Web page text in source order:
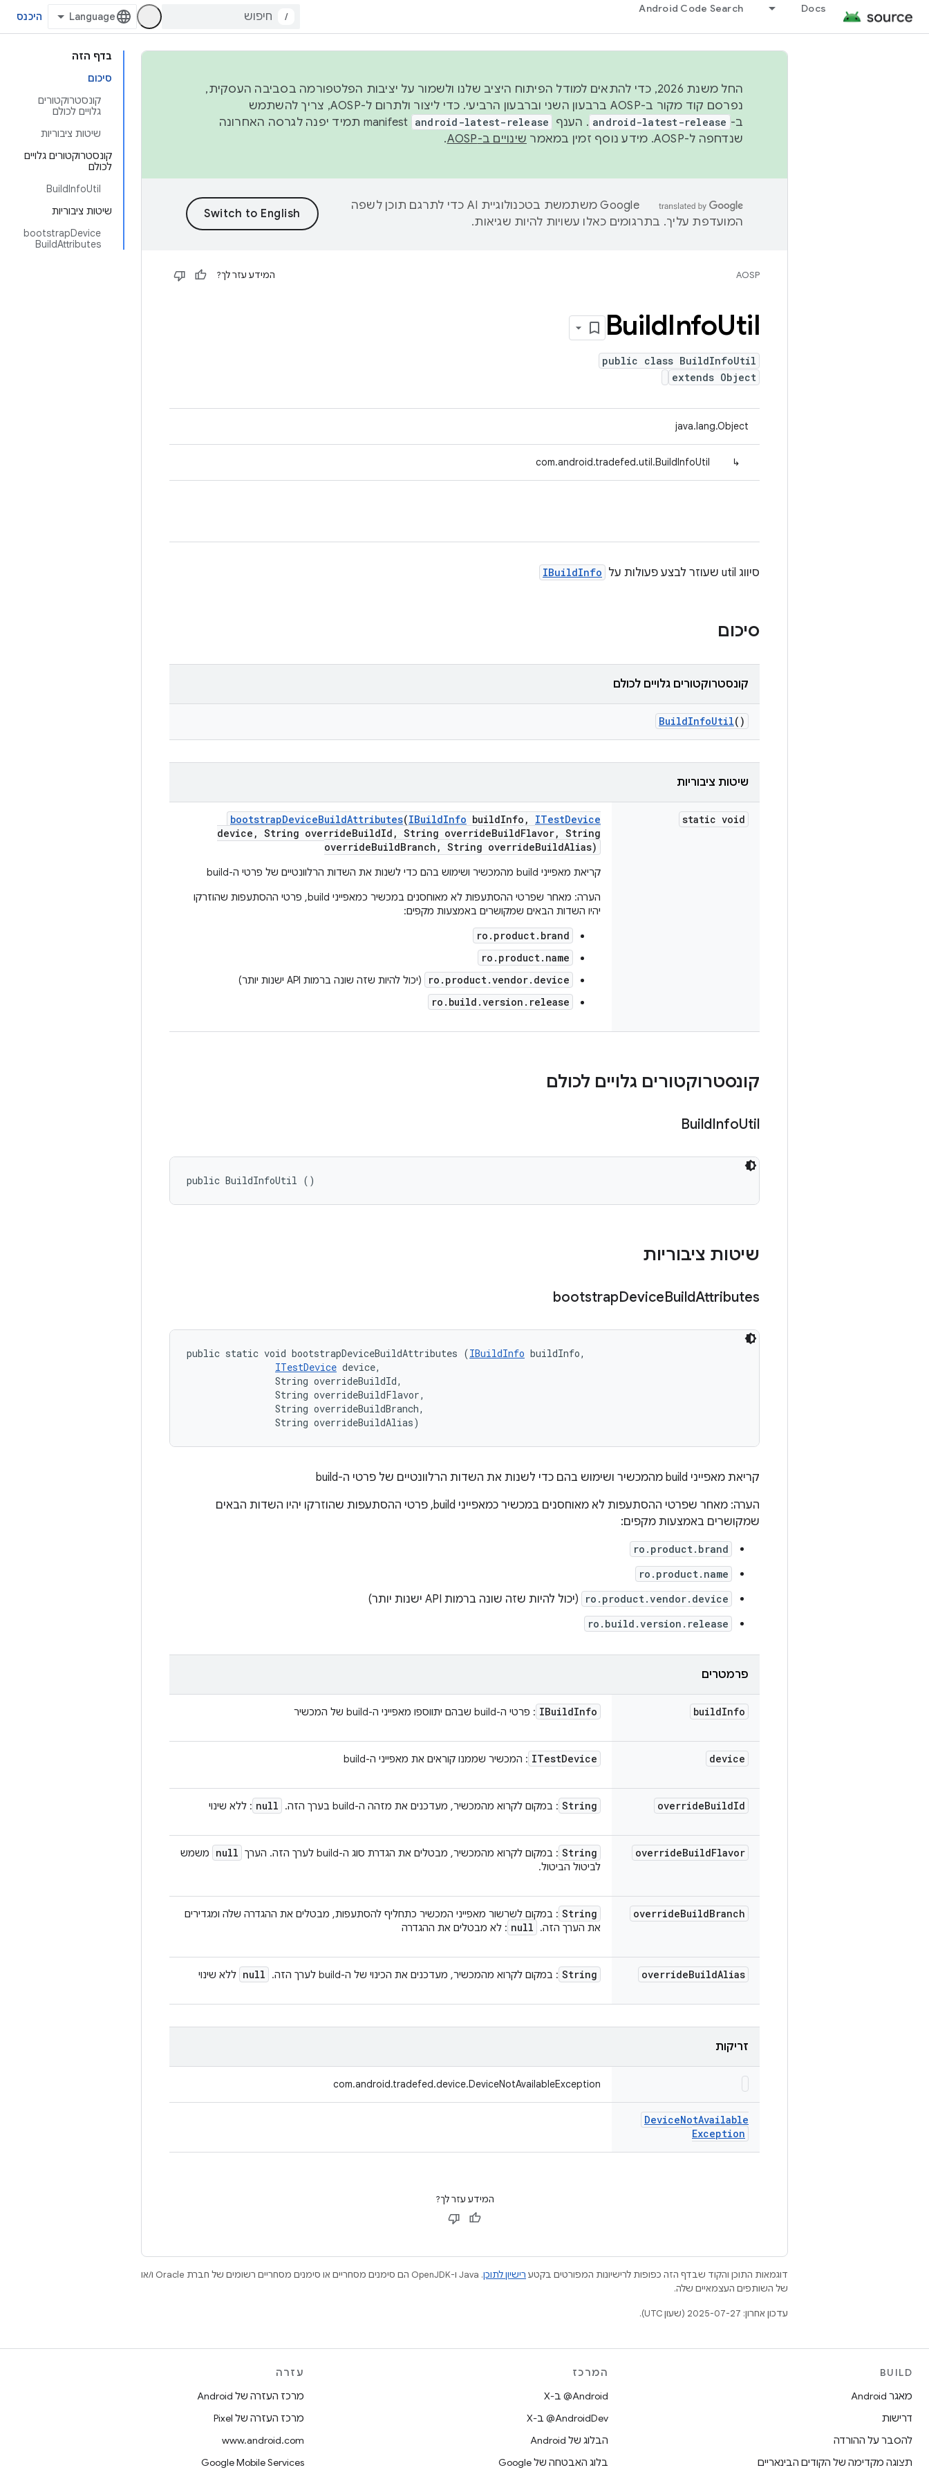
Docs
Android Code Search
/ היכנס
בדף הזה
סיכום
קונסטרוקטורים
גלויים לכולם
שיטות ציבוריות
קונסטרוקטורים גלויים
לכולם
BuildInfoUtil
שיטות ציבוריות
bootstrapDevice
BuildAttributes
החל משנת 2026, כדי להתאים למודל הפיתוח היציב שלנו ולשמור על יציבות הפלטפורמה בסביבה העסקית,
נפרסם קוד מקור ב-AOSP ברבעון השני וברבעון הרביעי. כדי ליצור ולתרום ל-AOSP, צריך להשתמש
ב- android-latest-release . הענף android-latest-release
manifest תמיד יפנה לגרסה האחרונה
שנדחפה ל-AOSP. מידע נוסף זמין במאמר
שינויים ב-AOSP .
‫Google משתמשת בטכנולוגיית AI כדי לתרגם תוכן לשפה
המועדפת עליך. בתרגומים כאלו עשויות להיות שגיאות.
AOSP המידע עזר לך?
BuildInfoUtil
public class BuildInfoUtil
extends Object
java.lang.Object
↳
com.android.tradefed.util.BuildInfoUtil
סיווג util שעוזר לבצע פעולות על IBuildInfo
סיכום
קונסטרוקטורים גלויים לכולם
BuildInfoUtil()
שיטות ציבוריות
static void
bootstrapDeviceBuildAttributes(IBuildInfo buildInfo , ITestDevice
device , String overrideBuildId , String overrideBuildFlavor, String
overrideBuildBranch , String overrideBuildAlias)
קריאת מאפייני build מהמכשיר ושימוש בהם כדי לשנות את השדות הרלוונטיים של פרטי ה-build
הערה: מאחר שפרטי ההסתעפות לא מאוחסנים במכשיר כמאפייני build, פרטי ההסתעפות שהוזרקו
יהיו השדות הבאים שמקושרים באמצעות מקפים:
ro.product.brand
ro.product.name
ro.product.vendor.device
(יכול להיות שזה שונה ברמות API ישנות יותר)
ro.build.version.release
קונסטרוקטורים גלויים לכולם
BuildInfoUtil
public BuildInfoUtil ()
שיטות ציבוריות
bootstrapDeviceBuildAttributes
public static void bootstrapDeviceBuildAttributes (IBuildInfo buildInfo,
ITestDevice device,
                String overrideBuildId,
                String overrideBuildFlavor,
                String overrideBuildBranch,
                String overrideBuildAlias)
קריאת מאפייני build מהמכשיר ושימוש בהם כדי לשנות את השדות הרלוונטיים של פרטי ה-build
הערה: מאחר שפרטי ההסתעפות לא מאוחסנים במכשיר כמאפייני build, פרטי ההסתעפות שהוזרקו יהיו השדות הבאים
שמקושרים באמצעות מקפים:
ro.product.brand
ro.product.name
ro.product.vendor.device
(יכול להיות שזה שונה ברמות API ישנות יותר)
ro.build.version.release
פרמטרים
buildInfo
IBuildInfo : פרטי ה-build שבהם יתווספו מאפייני ה-build של המכשיר
device
ITestDevice : המכשיר שממנו קוראים את מאפייני ה-build
overrideBuildId
String : במקום לקרוא מהמכשיר, מעדכנים את מזהה ה-build בערך הזה. null : ללא שינוי
overrideBuildFlavor
String : במקום לקרוא מהמכשיר, מבטלים את הגדרת סוג ה-build לערך הזה. הערך null
משמש
לביטול הביטול.
overrideBuildBranch
String : במקום לשרשור מאפייני המכשיר כתחליף להסתעפות, מבטלים את ההגדרה שלה ומגדירים
את הערך הזה.
null : לא מבטלים את ההגדרה
overrideBuildAlias
String : במקום לקרוא מהמכשיר, מעדכנים את הכינוי של ה-build לערך הזה.‏ null ללא שינוי
זריקות
com.android.tradefed.device.DeviceNotAvailableException
DeviceNotAvailable
Exception
המידע עזר לך?
דוגמאות התוכן והקוד שבדף הזה כפופות לרישיונות המפורטים בקטע רישיון לתוכן
.‏ Java ו-OpenJDK הם סימנים מסחריים או סימנים מסחריים רשומים של חברת Oracle ו/או
של השותפים העצמאיים שלה.
עדכון אחרון: 2025-07-27 (שעון UTC).
BUILD
מאגר Android
דרישות
להסבר על ההורדה
תצוגה מקדימה של הקודים הבינאריים
המרכז
‫‎@Android ב-X
‫‎@AndroidDev ב-X
הבלוג של Android
בלוג האבטחה של Google
עזרה
מרכז העזרה של Android
מרכז העזרה של Pixel
www.android.com
Google Mobile Services